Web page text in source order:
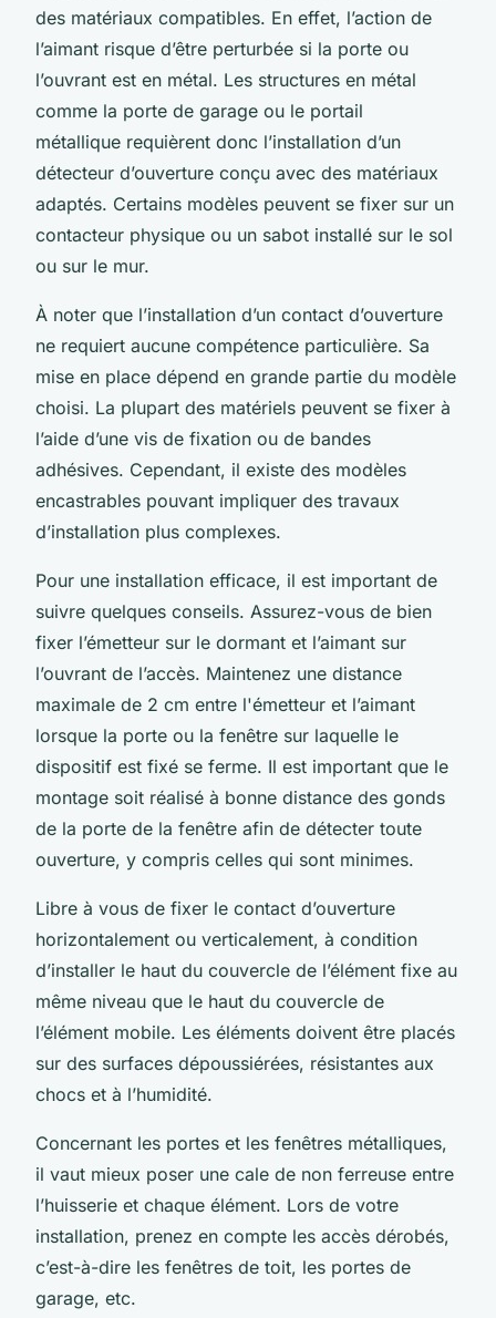
des matériaux compatibles. En effet, l’action de
l’aimant risque d’être perturbée si la porte ou
l’ouvrant est en métal. Les structures en métal
comme la porte de garage ou le portail
métallique requièrent donc l’installation d’un
détecteur d’ouverture conçu avec des matériaux
adaptés. Certains modèles peuvent se fixer sur un
contacteur physique ou un sabot installé sur le sol
ou sur le mur.
À noter que l’installation d’un contact d’ouverture
ne requiert aucune compétence particulière. Sa
mise en place dépend en grande partie du modèle
choisi. La plupart des matériels peuvent se fixer à
l’aide d’une vis de fixation ou de bandes
adhésives. Cependant, il existe des modèles
encastrables pouvant impliquer des travaux
d’installation plus complexes.
Pour une installation efficace, il est important de
suivre quelques conseils. Assurez-vous de bien
fixer l’émetteur sur le dormant et l’aimant sur
l’ouvrant de l’accès. Maintenez une distance
maximale de 2 cm entre l'émetteur et l’aimant
lorsque la porte ou la fenêtre sur laquelle le
dispositif est fixé se ferme. Il est important que le
montage soit réalisé à bonne distance des gonds
de la porte de la fenêtre afin de détecter toute
ouverture, y compris celles qui sont minimes.
Libre à vous de fixer le contact d’ouverture
horizontalement ou verticalement, à condition
d’installer le haut du couvercle de l’élément fixe au
même niveau que le haut du couvercle de
l’élément mobile. Les éléments doivent être placés
sur des surfaces dépoussiérées, résistantes aux
chocs et à l’humidité.
Concernant les portes et les fenêtres métalliques,
il vaut mieux poser une cale de non ferreuse entre
l’huisserie et chaque élément. Lors de votre
installation, prenez en compte les accès dérobés,
c’est-à-dire les fenêtres de toit, les portes de
garage, etc.